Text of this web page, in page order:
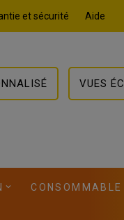
et sécurité Aide
VUES
CONSOMMABLE